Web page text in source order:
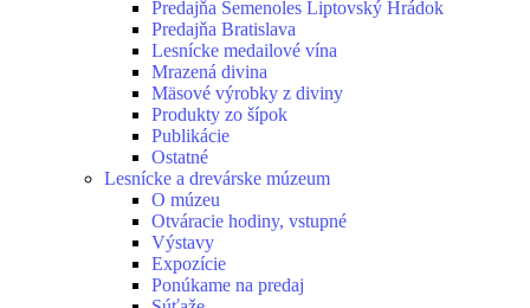
Predajňa Semenoles Liptovský Hrádok
Predajňa Bratislava
Lesnícke medailové vína
Mrazená divina
Mäsové výrobky z diviny
Produkty zo šípok
Publikácie
Ostatné
Lesnícke a drevárske múzeum
O múzeu
Otváracie hodiny, vstupné
Výstavy
Expozície
Ponúkame na predaj